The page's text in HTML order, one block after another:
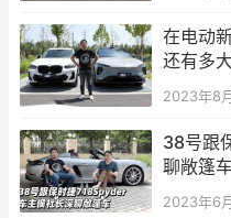
在电动
还有多
2023年8
38号跟
聊敞篷车
2023年6